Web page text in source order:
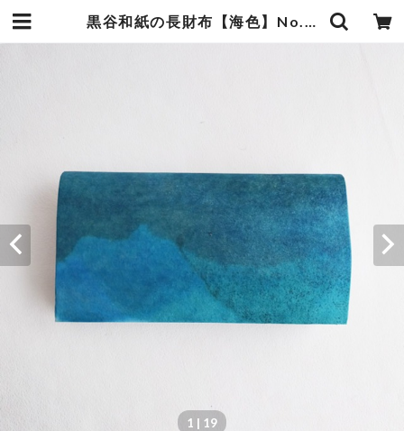
黒谷和紙の長財布【海色】No.４ | 暮らしの中の和紙のかたち
1 | 19